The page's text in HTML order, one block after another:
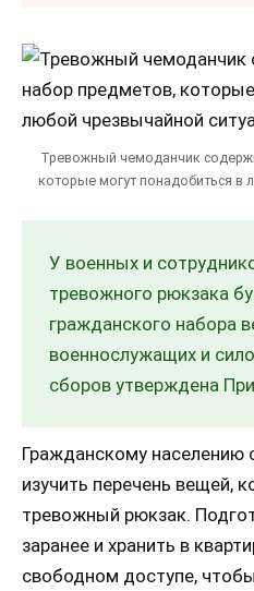
Тревожный чемоданчик
которые могут понадобиться в
У военных и
тревожного рюкзака
гражданского набора
военнослужащих и
сборов утверждена
Гражданскому населению
изучить перечень вещей,
тревожный рюкзак.
заранее и хранить в
свободном доступе,